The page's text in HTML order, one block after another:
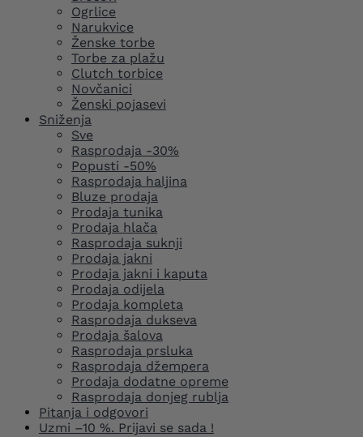
Ogrlice
Narukvice
Ženske torbe
Torbe za plažu
Clutch torbice
Novčanici
Ženski pojasevi
Sniženja
Sve
Rasprodaja -30%
Popusti -50%
Rasprodaja haljina
Bluze prodaja
Prodaja tunika
Prodaja hlača
Rasprodaja suknji
Prodaja jakni
Prodaja jakni i kaputa
Prodaja odijela
Prodaja kompleta
Rasprodaja dukseva
Prodaja šalova
Rasprodaja prsluka
Rasprodaja džempera
Prodaja dodatne opreme
Rasprodaja donjeg rublja
Pitanja i odgovori
Uzmi –10 %. Prijavi se sada !